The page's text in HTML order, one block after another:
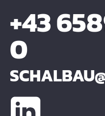
+43
0